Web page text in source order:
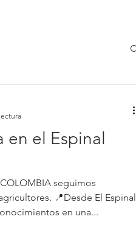
en el Espinal
seguimos
📍Desde El Espinal
en una...